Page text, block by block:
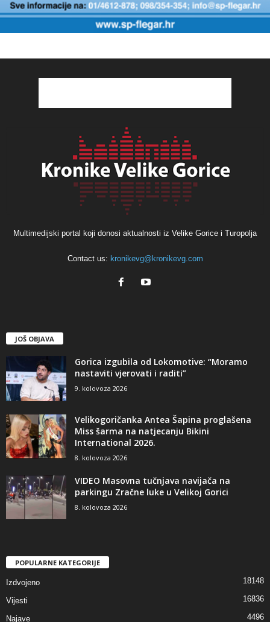
Multimedijski portal koji donosi aktualnosti iz Velike Gorice i Turopolja
Contact us: kronikevg@kronikevg.com
JOŠ OBJAVA
Gorica izgubila od Lokomotive: “Moramo
nastaviti vjerovati i raditi”
9. kolovoza 2026
Velikogoričanka Antea Šapina proglašena
Miss šarma na natjecanju Bikini
International 2026.
8. kolovoza 2026
VIDEO Masovna tučnjava navijača na
parkingu Zračne luke u Velikoj Gorici
8. kolovoza 2026
POPULARNE KATEGORIJE
Izdvojeno 18148
Vijesti 16836
Najave 4496